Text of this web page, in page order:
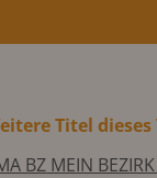
Titel dieses
BZ MEIN